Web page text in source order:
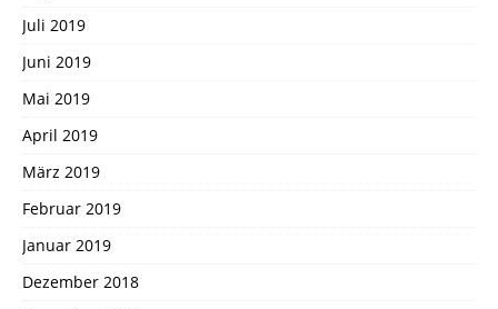
Juli 2019
Juni 2019
Mai 2019
April 2019
März 2019
Februar 2019
Januar 2019
Dezember 2018